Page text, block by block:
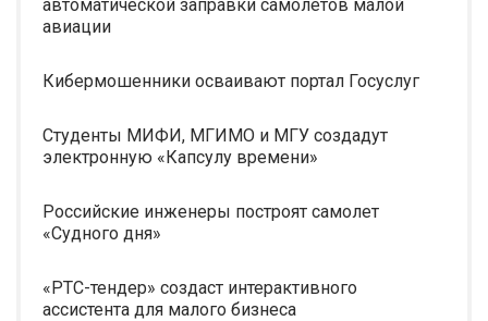
автоматической заправки самолетов малой
авиации
Кибермошенники осваивают портал Госуслуг
Студенты МИФИ, МГИМО и МГУ создадут
электронную «Капсулу времени»
Российские инженеры построят самолет
«Судного дня»
«РТС-тендер» создаст интерактивного
ассистента для малого бизнеса